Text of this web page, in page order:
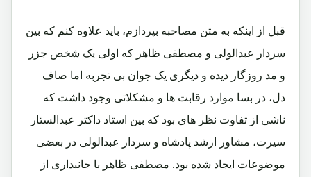
قبل از اینکه به متن مصاحبه بپردازم، باید علاوه کنم که بین
سردار عبدالولی و مصطفی ظاهر که اولی یک شخص جزر
و مد روزگار دیده و دیگری یک جوان بی تجربه اما صاف
دل، در بسا موارد رقابت ها و مشکلاتی وجود داشت که
ناشی از تفاوت نظر های بود که بین استاد داکتر عبدالستار
سیرت، مشاور ارشد پادشاه و سردار عبدالولی در بعضی
موضوعات ایجاد شده بود. مصطفی ظاهر با جانبداری از